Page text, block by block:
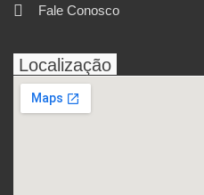
Fale Conosco
Localização